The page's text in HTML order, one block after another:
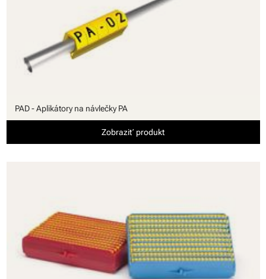
PAD - Aplikátory na návlečky PA
Zobraziť produkt